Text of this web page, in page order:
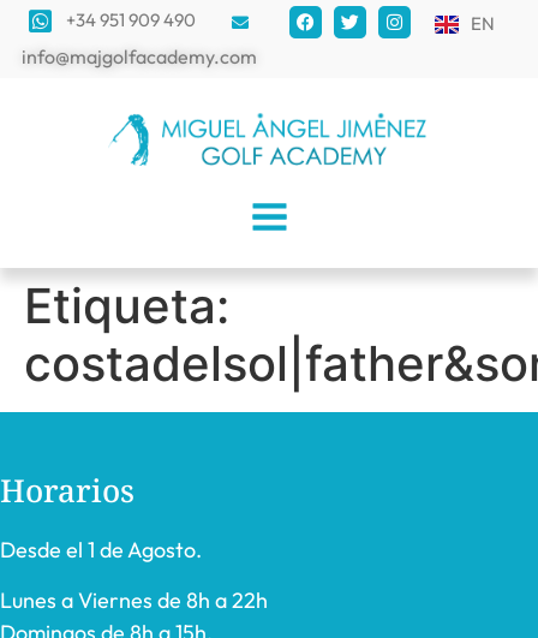
+34 951 909 490
info@majgolfacademy.com
EN
Etiqueta:
Horarios
Desde el 1 de Agosto.
Lunes a Viernes de 8h a 22h
Domingos de 8h a 15h.